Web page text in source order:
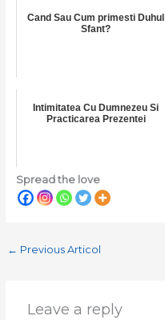
Cand Sau Cum primesti Duhul
Sfant?
Intimitatea Cu Dumnezeu Si
Practicarea Prezentei
Spread the love
← Previous Articol
Leave a reply